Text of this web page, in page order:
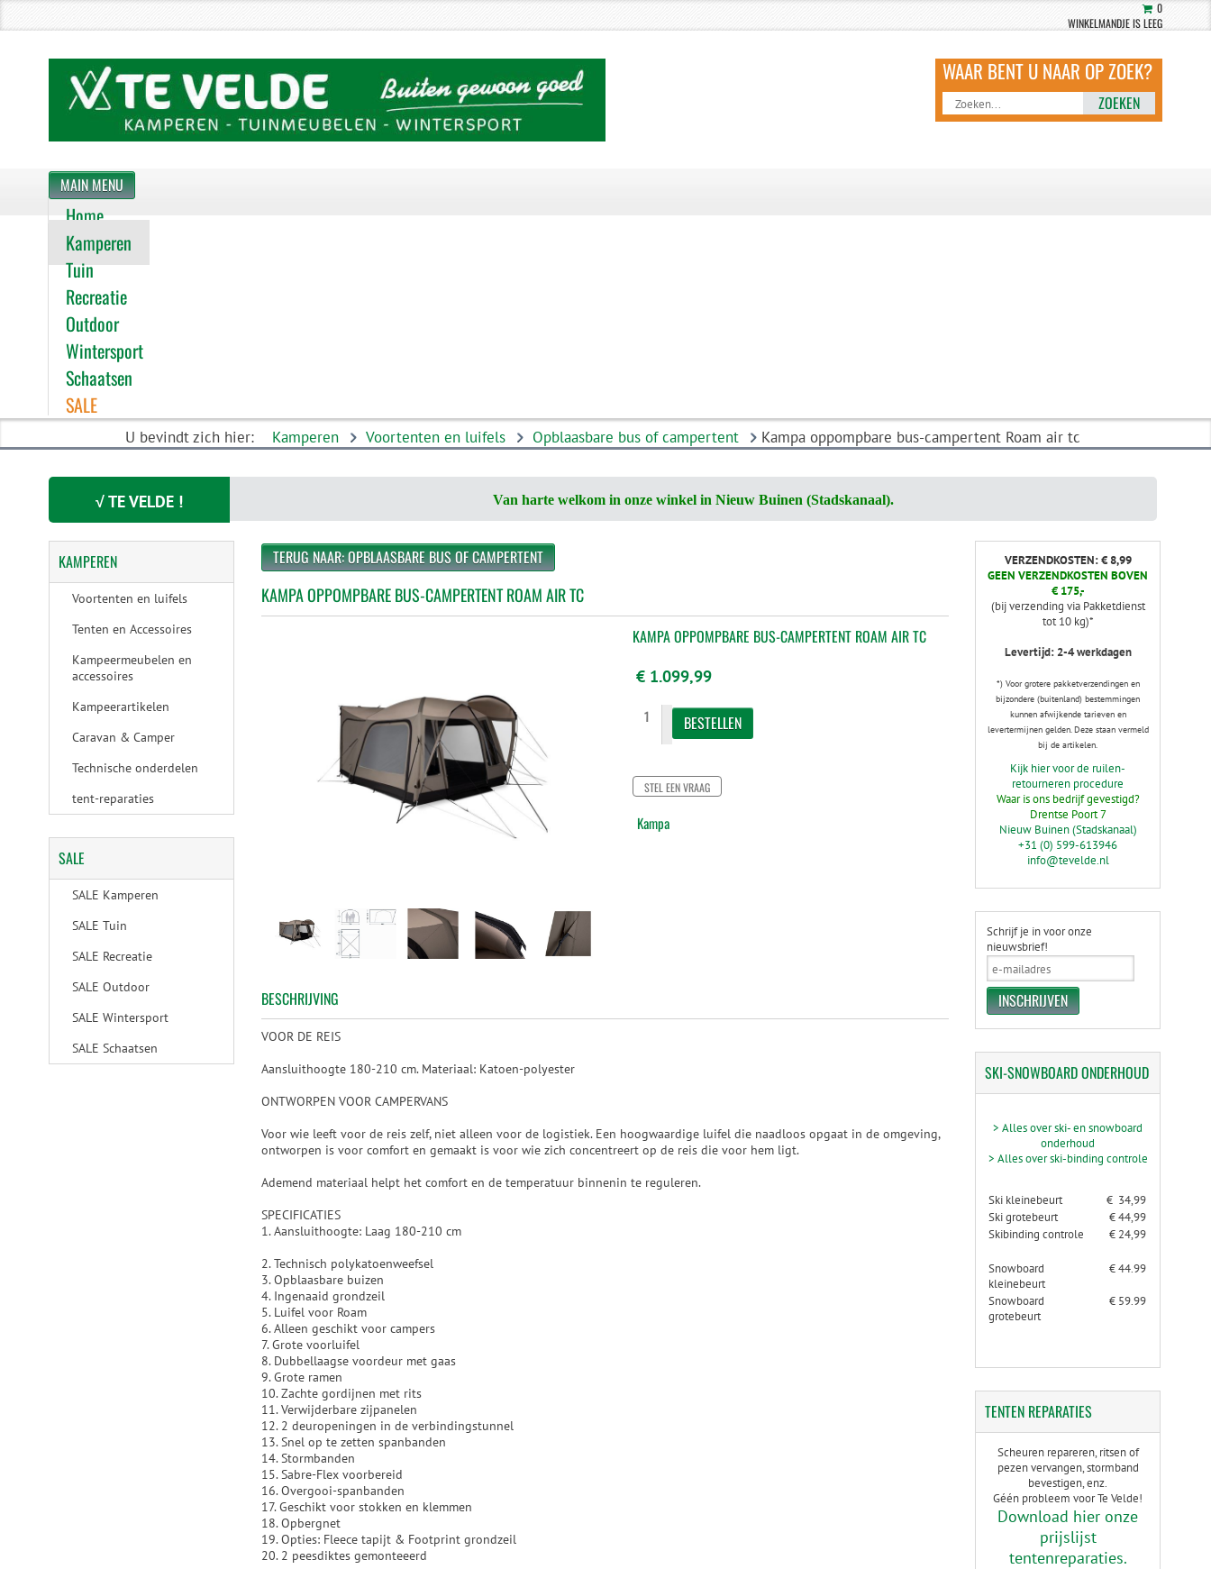
0
WINKELMANDJE IS LEEG
ZOEKEN
MAIN MENU
Home
Kamperen
Tuin
Recreatie
Outdoor
Wintersport
Schaatsen
SALE
U bevindt zich hier: Kamperen Voortenten en luifels Opblaasbare bus of campertent Kampa oppompbare bus-campertent Roam air tc
√ TE VELDE ! Van harte welkom in onze winkel in Nieuw Buinen (Stadskanaal).
TERUG NAAR: OPBLAASBARE BUS OF CAMPERTENT
KAMPA OPPOMPBARE BUS-CAMPERTENT ROAM AIR TC
KAMPA OPPOMPBARE BUS-CAMPERTENT ROAM AIR TC
€ 1.099,99
STEL EEN VRAAG
Kampa
BESCHRIJVING
VOOR DE REIS
Aansluithoogte 180-210 cm. Materiaal: Katoen-polyester
ONTWORPEN VOOR CAMPERVANS
Voor wie leeft voor de reis zelf, niet alleen voor de logistiek. Een hoogwaardige luifel die naadloos opgaat in de omgeving,
ontworpen is voor comfort en gemaakt is voor wie zich concentreert op de reis die voor hem ligt.
Ademend materiaal helpt het comfort en de temperatuur binnenin te reguleren.
SPECIFICATIES
1. Aansluithoogte: Laag 180-210 cm
2. Technisch polykatoenweefsel
3. Opblaasbare buizen
4. Ingenaaid grondzeil
5. Luifel voor Roam
6. Alleen geschikt voor campers
7. Grote voorluifel
8. Dubbellaagse voordeur met gaas
9. Grote ramen
10. Zachte gordijnen met rits
11. Verwijderbare zijpanelen
12. 2 deuropeningen in de verbindingstunnel
13. Snel op te zetten spanbanden
14. Stormbanden
15. Sabre-Flex voorbereid
16. Overgooi-spanbanden
17. Geschikt voor stokken en klemmen
18. Opbergnet
19. Opties: Fleece tapijt & Footprint grondzeil
20. 2 peesdiktes gemonteeerd
KAMPEREN
Voortenten en luifels
Tenten en Accessoires
Kampeermeubelen en
accessoires
Kampeerartikelen
Caravan & Camper
Technische onderdelen
tent-reparaties
SALE
SALE Kamperen
SALE Tuin
SALE Recreatie
SALE Outdoor
SALE Wintersport
SALE Schaatsen
VERZENDKOSTEN: € 8,99
GEEN VERZENDKOSTEN BOVEN
€ 175,-
(bij verzending via Pakketdienst
tot 10 kg)*
Levertijd: 2-4 werkdagen
*) Voor grotere pakketverzendingen en
bijzondere (buitenland) bestemmingen
kunnen afwijkende tarieven en
levertermijnen gelden. Deze staan vermeld
bij de artikelen.
Kijk hier voor de ruilen-
retourneren procedure
Waar is ons bedrijf gevestigd?
Drentse Poort 7
Nieuw Buinen (Stadskanaal)
+31 (0) 599-613946
info@tevelde.nl
Schrijf je in voor onze
nieuwsbrief!
SKI-SNOWBOARDONDERHOUD
> Alles over ski- en snowboard
onderhoud
> Alles over ski-binding controle
Ski kleinebeurt
€ 34,99
Ski grotebeurt
€ 44,99
Skibinding controle
€ 24,99
Snowboard
kleinebeurt
€ 44.99
Snowboard
grotebeurt
€ 59.99
TENTEN REPARATIES
Scheuren repareren, ritsen of
pezen vervangen, stormband
bevestigen, enz.
Géén probleem voor Te Velde!
Download hier onze
prijslijst
tentenreparaties.